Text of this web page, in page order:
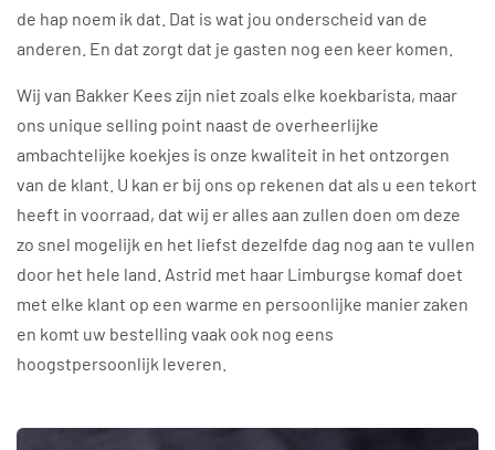
de hap noem ik dat. Dat is wat jou onderscheid van de
anderen. En dat zorgt dat je gasten nog een keer komen.
Wij van Bakker Kees zijn niet zoals elke koekbarista, maar
ons unique selling point naast de overheerlijke
ambachtelijke koekjes is onze kwaliteit in het ontzorgen
van de klant. U kan er bij ons op rekenen dat als u een tekort
heeft in voorraad, dat wij er alles aan zullen doen om deze
zo snel mogelijk en het liefst dezelfde dag nog aan te vullen
door het hele land. Astrid met haar Limburgse komaf doet
met elke klant op een warme en persoonlijke manier zaken
en komt uw bestelling vaak ook nog eens
hoogstpersoonlijk leveren.